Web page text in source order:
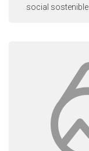
social sostenible